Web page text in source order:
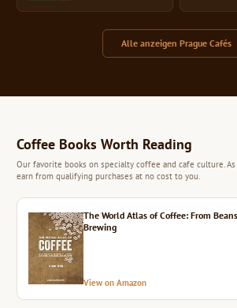
Alle anzeigen Prague Cafés
Coffee Books Worth Reading
Our favorite books on specialty coffee and cafe culture. As
earn from qualifying purchases at no cost to you.
The World Atlas of Coffee: From
Brewing
View on Amazon